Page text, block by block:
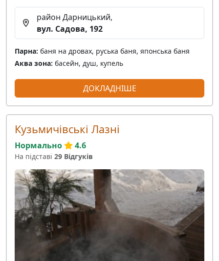
район Дарницький,
вул. Садова, 192
Парна: баня на дровах, руська баня, японська баня
Аква зона: басейн, душ, купель
ДОКЛАДНІШЕ
Кузьмичівські Лазні
Нормально 4.6
На підставі 29 Відгуків